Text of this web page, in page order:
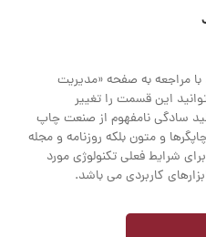
مراجعه به صفحه «مدیریت
این قسمت را تغییر
سادگی نامفهوم از صنعت چاپ
و متون بلکه روزنامه و مجله
شرایط فعلی تکنولوژی مورد
کاربردی می باشد.